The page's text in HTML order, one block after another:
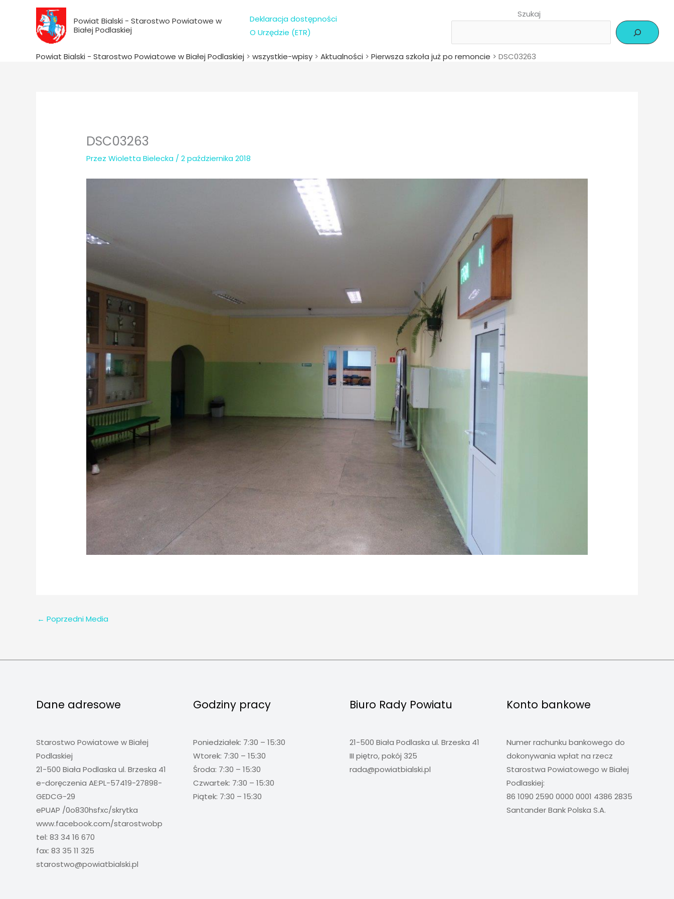
Powiat Bialski - Starostwo Powiatowe w
Białej Podlaskiej
Deklaracja dostępności
O Urzędzie (ETR)
Szukaj
Powiat Bialski - Starostwo Powiatowe w Białej Podlaskiej > wszystkie-wpisy > Aktualności > Pierwsza szkoła już po remoncie > DSC03263
DSC03263
PrzezWioletta Bielecka /2 października 2018
← Poprzedni Media
Dane adresowe
Starostwo Powiatowe w Białej
Podlaskiej
21-500 Biała Podlaska ul. Brzeska 41
e-doręczenia AE:PL-57419-27898-
GEDCG-29
ePUAP /0o830hsfxc/skrytka
www.facebook.com/starostwobp
tel: 83 34 16 670
fax: 83 35 11 325
starostwo@powiatbialski.pl
Godziny pracy
Poniedziałek: 7:30 – 15:30
Wtorek: 7:30 – 15:30
Środa: 7:30 – 15:30
Czwartek: 7:30 – 15:30
Piątek: 7:30 – 15:30
Biuro Rady Powiatu
21-500 Biała Podlaska ul. Brzeska 41
III piętro, pokój 325
rada@powiatbialski.pl
Konto bankowe
Numer rachunku bankowego do
dokonywania wpłat na rzecz
Starostwa Powiatowego w Białej
Podlaskiej:
86 1090 2590 0000 0001 4386 2835
Santander Bank Polska S.A.